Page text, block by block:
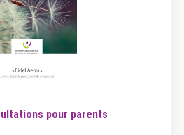
pour parents